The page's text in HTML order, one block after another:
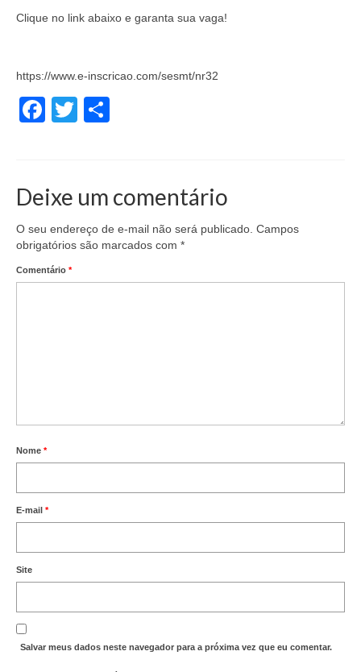
Doc. Publicados
Contato
Clique no link abaixo e garanta sua vaga!
https://www.e-inscricao.com/sesmt/nr32
Facebook
Twitter
Deixe um comentário
O seu endereço de e-mail não será publicado. Campos
obrigatórios são marcados com *
Comentário *
Nome *
E-mail *
Site
Salvar meus dados neste navegador para a próxima vez que eu comentar.